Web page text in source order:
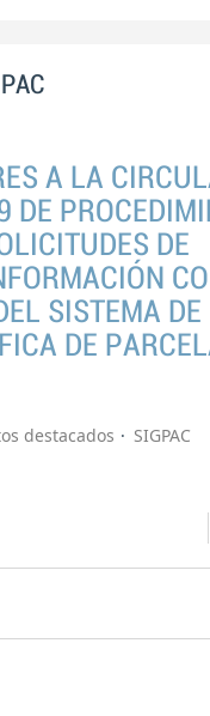
A LA
DE
DE
SISTEMA DE
DE
destacados
SIGPAC